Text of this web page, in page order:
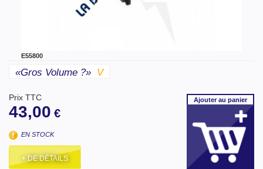
E55800
«gros Volume ?» V
Prix TTC
43,00 €
EN STOCK
+ DE DÉTAILS
Ajouterau panier